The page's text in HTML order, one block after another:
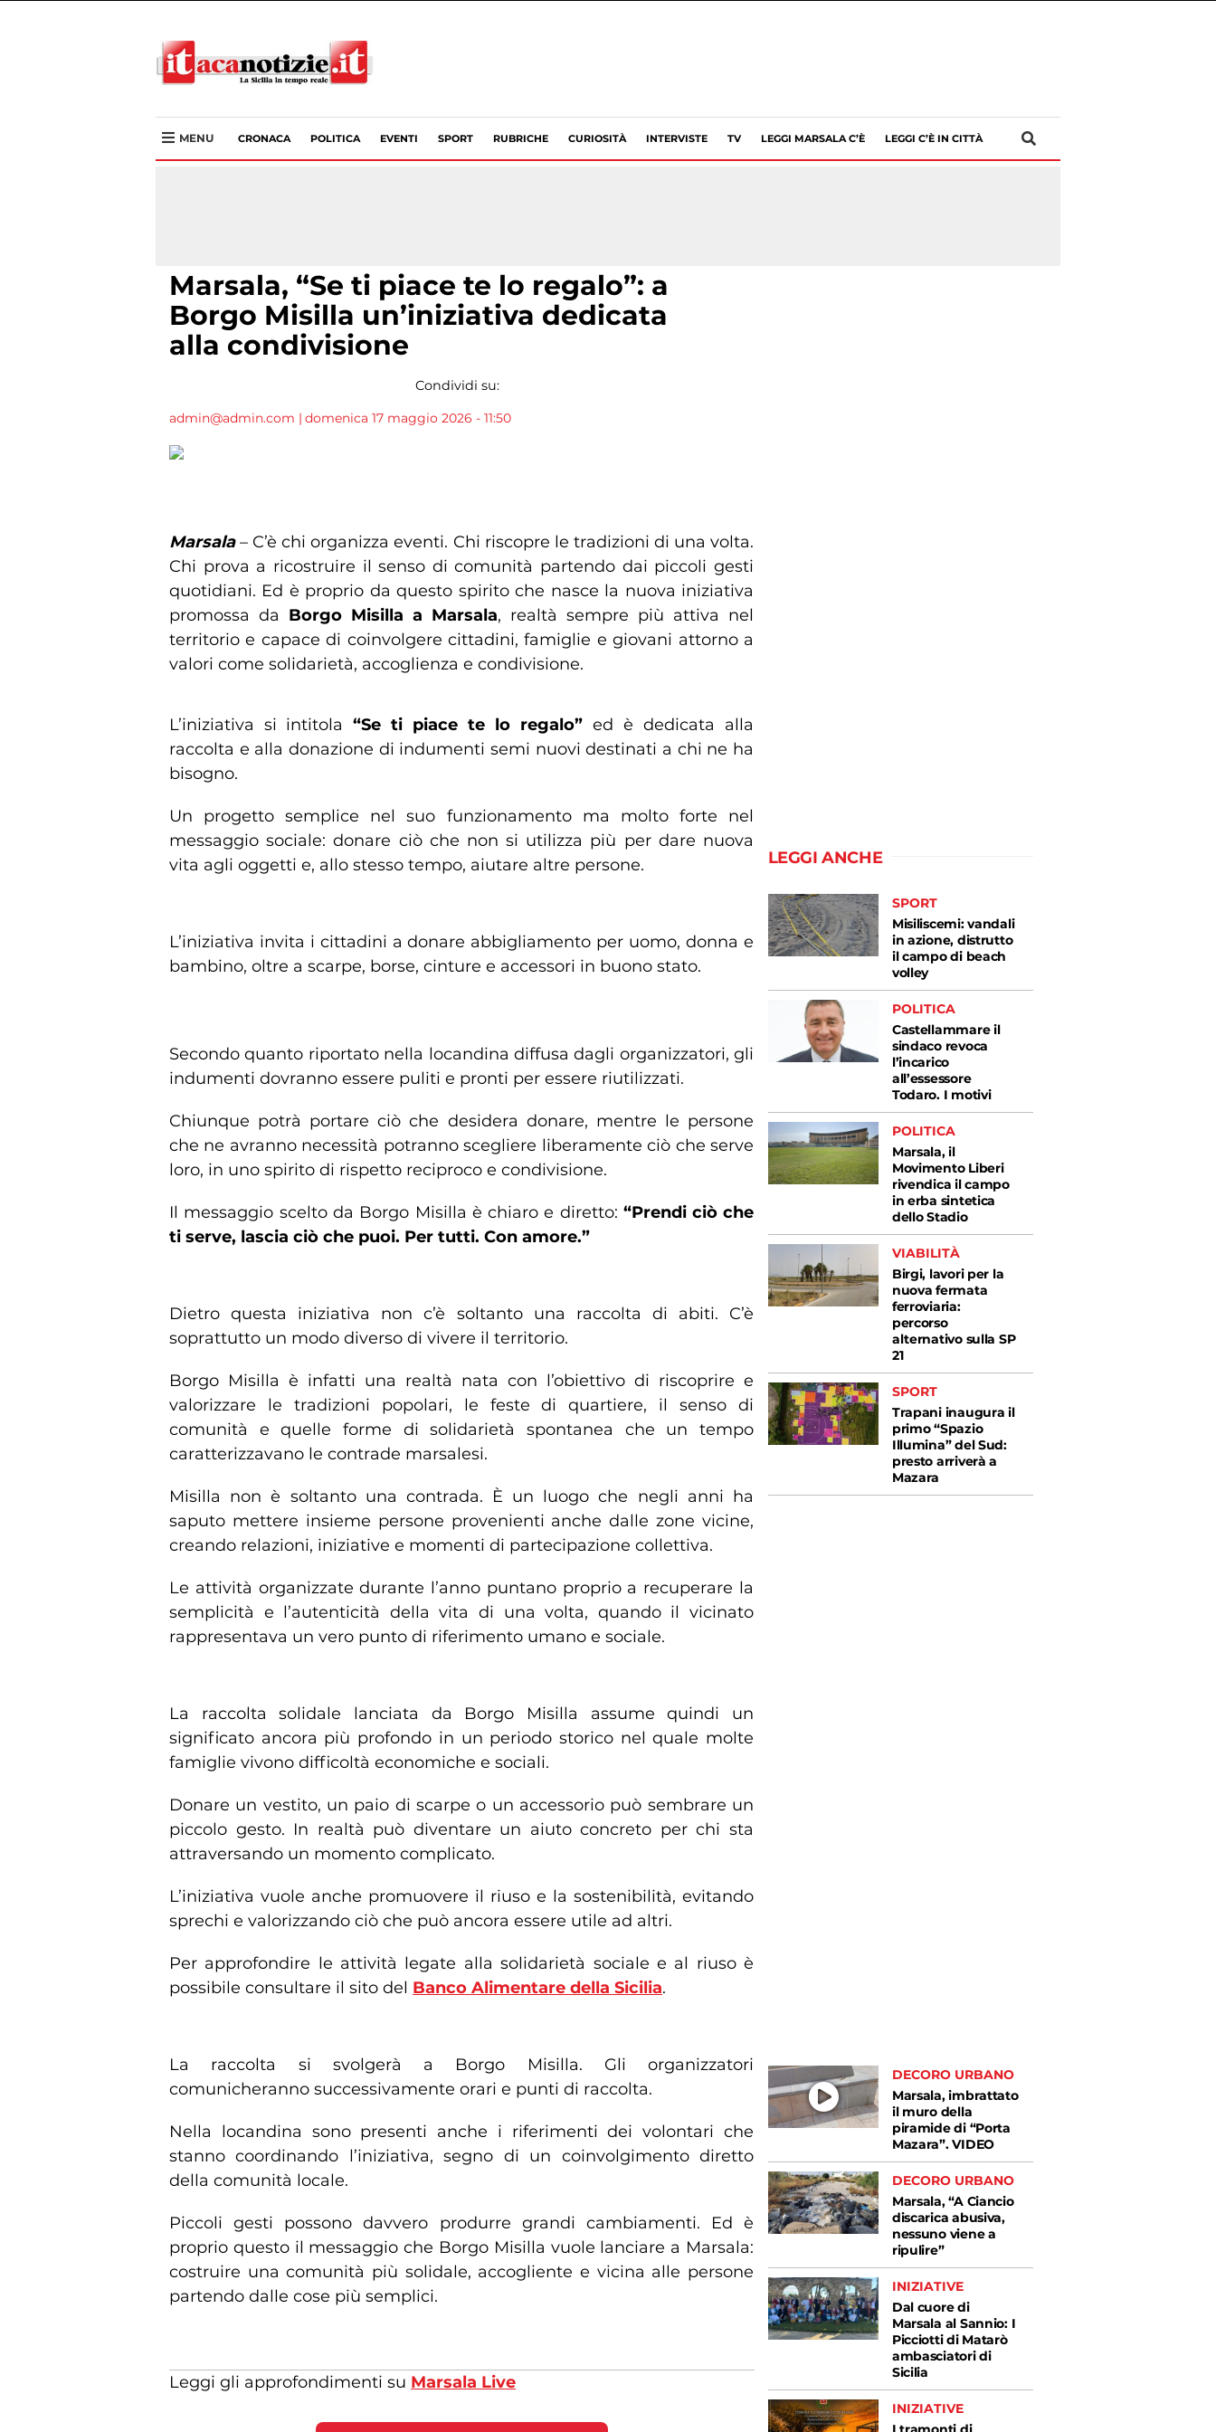
MENU CRONACA POLITICA EVENTI SPORT RUBRICHE CURIOSITÀ INTERVISTE TV LEGGI MARSALA C’È LEGGI C’È IN CITTÀ
Marsala, “Se ti piace te lo regalo”: a
Borgo Misilla un’iniziativa dedicata
alla condivisione
Condividi su:
admin@admin.com | domenica 17 maggio 2026 - 11:50
Marsala– C’è chi organizza eventi. Chi riscopre le tradizioni di una volta.
Chi prova a ricostruire il senso di comunità partendo dai piccoli gesti
quotidiani. Ed è proprio da questo spirito che nasce la nuova iniziativa
promossa da Borgo Misilla a Marsala, realtà sempre più attiva nel
territorio e capace di coinvolgere cittadini, famiglie e giovani attorno a
valori come solidarietà, accoglienza e condivisione.
L’iniziativa si intitola “Se ti piace te lo regalo” ed è dedicata alla
raccolta e alla donazione di indumenti semi nuovi destinati a chi ne ha
bisogno.
Un progetto semplice nel suo funzionamento ma molto forte nel
messaggio sociale: donare ciò che non si utilizza più per dare nuova
vita agli oggetti e, allo stesso tempo, aiutare altre persone.
L’iniziativa invita i cittadini a donare abbigliamento per uomo, donna e
bambino, oltre a scarpe, borse, cinture e accessori in buono stato.
Secondo quanto riportato nella locandina diffusa dagli organizzatori, gli
indumenti dovranno essere puliti e pronti per essere riutilizzati.
Chiunque potrà portare ciò che desidera donare, mentre le persone
che ne avranno necessità potranno scegliere liberamente ciò che serve
loro, in uno spirito di rispetto reciproco e condivisione.
Il messaggio scelto da Borgo Misilla è chiaro e diretto: “Prendi ciò che
ti serve, lascia ciò che puoi. Per tutti. Con amore.”
Dietro questa iniziativa non c’è soltanto una raccolta di abiti. C’è
soprattutto un modo diverso di vivere il territorio.
Borgo Misilla è infatti una realtà nata con l’obiettivo di riscoprire e
valorizzare le tradizioni popolari, le feste di quartiere, il senso di
comunità e quelle forme di solidarietà spontanea che un tempo
caratterizzavano le contrade marsalesi.
Misilla non è soltanto una contrada. È un luogo che negli anni ha
saputo mettere insieme persone provenienti anche dalle zone vicine,
creando relazioni, iniziative e momenti di partecipazione collettiva.
Le attività organizzate durante l’anno puntano proprio a recuperare la
semplicità e l’autenticità della vita di una volta, quando il vicinato
rappresentava un vero punto di riferimento umano e sociale.
La raccolta solidale lanciata da Borgo Misilla assume quindi un
significato ancora più profondo in un periodo storico nel quale molte
famiglie vivono difficoltà economiche e sociali.
Donare un vestito, un paio di scarpe o un accessorio può sembrare un
piccolo gesto. In realtà può diventare un aiuto concreto per chi sta
attraversando un momento complicato.
L’iniziativa vuole anche promuovere il riuso e la sostenibilità, evitando
sprechi e valorizzando ciò che può ancora essere utile ad altri.
Per approfondire le attività legate alla solidarietà sociale e al riuso è
possibile consultare il sito del Banco Alimentare della Sicilia.
La raccolta si svolgerà a Borgo Misilla. Gli organizzatori
comunicheranno successivamente orari e punti di raccolta.
Nella locandina sono presenti anche i riferimenti dei volontari che
stanno coordinando l’iniziativa, segno di un coinvolgimento diretto
della comunità locale.
Piccoli gesti possono davvero produrre grandi cambiamenti. Ed è
proprio questo il messaggio che Borgo Misilla vuole lanciare a Marsala:
costruire una comunità più solidale, accogliente e vicina alle persone
partendo dalle cose più semplici.
Leggi gli approfondimenti su Marsala Live
LEGGI ANCHE
SPORT
Misiliscemi: vandali
in azione, distrutto
il campo di beach
volley
POLITICA
Castellammare il
sindaco revoca
l’incarico
all’essessore
Todaro. I motivi
POLITICA
Marsala, il
Movimento Liberi
rivendica il campo
in erba sintetica
dello Stadio
VIABILITÀ
Birgi, lavori per la
nuova fermata
ferroviaria:
percorso
alternativo sulla SP
21
SPORT
Trapani inaugura il
primo “Spazio
Illumina” del Sud:
presto arriverà a
Mazara
DECORO URBANO
Marsala, imbrattato
il muro della
piramide di “Porta
Mazara”. VIDEO
DECORO URBANO
Marsala, “A Ciancio
discarica abusiva,
nessuno viene a
ripulire”
INIZIATIVE
Dal cuore di
Marsala al Sannio: I
Picciotti di Matarò
ambasciatori di
Sicilia
INIZIATIVE